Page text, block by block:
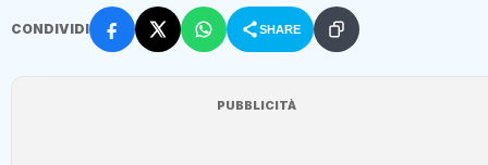
CONDIVIDI SHARE
PUBBLICITÀ